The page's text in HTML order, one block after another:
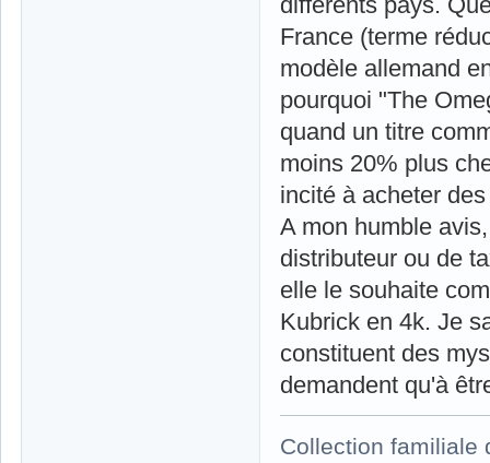
France (terme
modèle allemand
pourquoi "The
quand un titre
moins 20% plus
incité à acheter
A mon humble
distributeur ou de
elle le souhaite
Kubrick en 4k. Je
constituent des
demandent qu'à
Collection familiale